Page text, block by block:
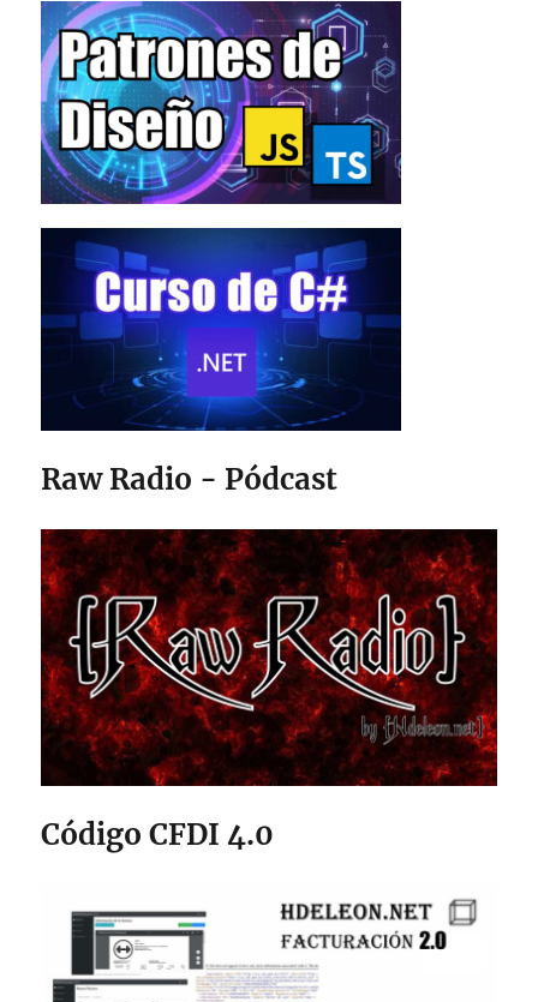
Raw Radio - Pódcast
Código CFDI 4.0